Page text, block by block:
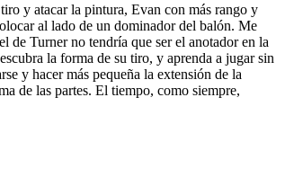
y atacar la pintura, Evan con más rango y
al lado de un dominador del balón. Me
de Turner no tendría que ser el anotador en la
la forma de su tiro, y aprenda a jugar sin
y hacer más pequeña la extensión de la
de las partes. El tiempo, como siempre,